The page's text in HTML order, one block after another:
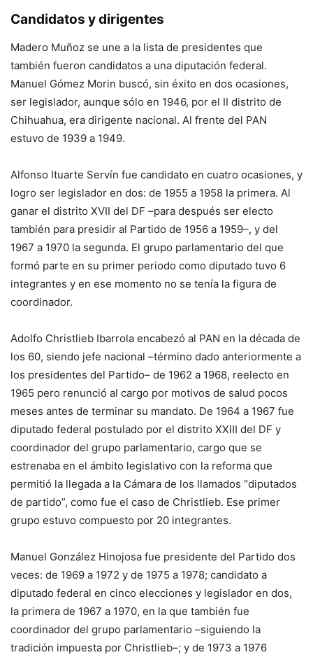
Candidatos y dirigentes
Madero Muñoz se une a la lista de presidentes que
también fueron candidatos a una diputación federal.
Manuel Gómez Morin buscó, sin éxito en dos ocasiones,
ser legislador, aunque sólo en 1946, por el II distrito de
Chihuahua, era dirigente nacional. Al frente del PAN
estuvo de 1939 a 1949.
Alfonso Ituarte Servín fue candidato en cuatro ocasiones, y
logro ser legislador en dos: de 1955 a 1958 la primera. Al
ganar el distrito XVII del DF –para después ser electo
también para presidir al Partido de 1956 a 1959–, y del
1967 a 1970 la segunda. El grupo parlamentario del que
formó parte en su primer periodo como diputado tuvo 6
integrantes y en ese momento no se tenía la figura de
coordinador.
Adolfo Christlieb Ibarrola encabezó al PAN en la década de
los 60, siendo jefe nacional –término dado anteriormente a
los presidentes del Partido– de 1962 a 1968, reelecto en
1965 pero renunció al cargo por motivos de salud pocos
meses antes de terminar su mandato. De 1964 a 1967 fue
diputado federal postulado por el distrito XXIII del DF y
coordinador del grupo parlamentario, cargo que se
estrenaba en el ámbito legislativo con la reforma que
permitió la llegada a la Cámara de los llamados “diputados
de partido”, como fue el caso de Christlieb. Ese primer
grupo estuvo compuesto por 20 integrantes.
Manuel González Hinojosa fue presidente del Partido dos
veces: de 1969 a 1972 y de 1975 a 1978; candidato a
diputado federal en cinco elecciones y legislador en dos,
la primera de 1967 a 1970, en la que también fue
coordinador del grupo parlamentario –siguiendo la
tradición impuesta por Christlieb–; y de 1973 a 1976